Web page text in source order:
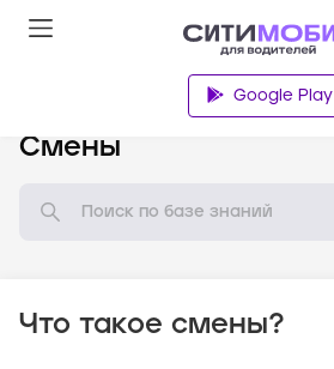
Google Play
Смены
Что такое смены?